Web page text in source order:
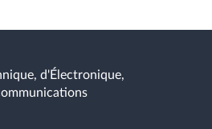
d'Électronique,